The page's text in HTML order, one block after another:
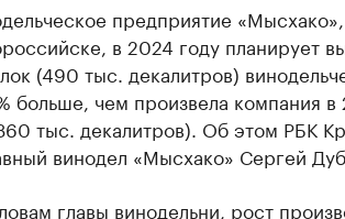
предприятие
в 2024 году планирует
(490 тыс. декалитров)
больше, чем произвела компания
тыс. декалитров). Об этом РБК
винодел «Мысхако» Сергей
главы винодельни, рост